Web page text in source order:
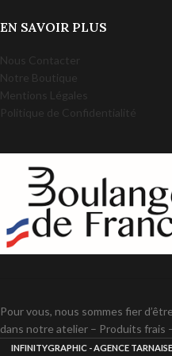
EN SAVOIR PLUS
Nous Contacter
Notre Boutique
Mentions Légales
Politique de Confidentialité
Pour vous, nous sommes fier
dans notre atelier – Produits frais
INFINITYGRAPHIC - AGENCE